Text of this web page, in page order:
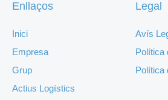
Enllaços
Inici
Empresa
Grup
Actius Logístics
Legal
Avís
Política
Política